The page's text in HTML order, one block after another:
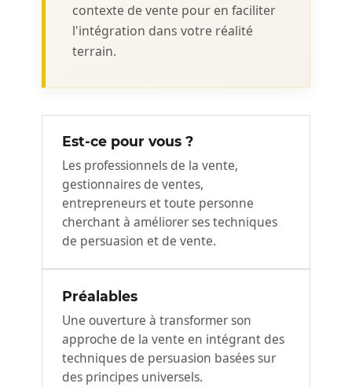
contexte de vente pour en faciliter
l'intégration dans votre réalité
terrain.
Est-ce pour vous ?
Les professionnels de la vente,
gestionnaires de ventes,
entrepreneurs et toute personne
cherchant à améliorer ses techniques
de persuasion et de vente.
Préalables
Une ouverture à transformer son
approche de la vente en intégrant des
techniques de persuasion basées sur
des principes universels.